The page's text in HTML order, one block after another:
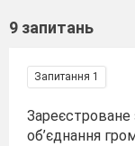
9 запитань
Запитання 1
Зареєстроване
об’єднання